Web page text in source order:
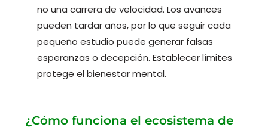
no una carrera de velocidad. Los avances
pueden tardar años, por lo que seguir cada
pequeño estudio puede generar falsas
esperanzas o decepción. Establecer límites
protege el bienestar mental.
¿Cómo funciona el ecosistema de